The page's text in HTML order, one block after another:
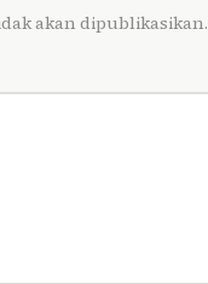
akan dipublikasikan.